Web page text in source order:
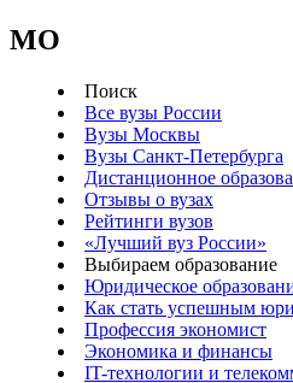
MO
Поиск
Все вузы России
Вузы Москвы
Вузы Санкт-Петербурга
Дистанционное
Отзывы о вузах
Рейтинги вузов
«Лучший вуз России»
Выбираем образование
Юридическое
Как стать успешным
Профессия экономист
Экономика и финансы
IT-технологии и